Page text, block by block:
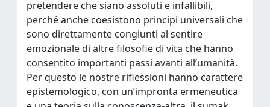
pretendere che siano assoluti e infallibili,
perché anche coesistono principi universali che
sono direttamente congiunti al sentire
emozionale di altre filosofie di vita che hanno
consentito importanti passi avanti all’umanità.
Per questo le nostre riflessioni hanno carattere
epistemologico, con un’impronta ermeneutica